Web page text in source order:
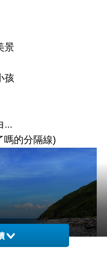
景
孩
...
嗎的分隔線)